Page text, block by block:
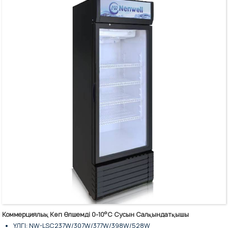
Жарықдиодты жарықтандыру: Иә
Шыны есік: жылыту пленкасы бар үш қабатты шыны шыны, LowE
Есік жақтауы: қара алюминий қорытпасы
Коммерциялық Көп Өлшемді 0-10°C Сусын Салқындатқышы
ҮЛГІ: NW-LSC237W/307W/377W/398W/528W